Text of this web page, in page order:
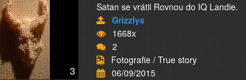
3
Satan se vrátil Rovnou do IQ Landie.
Grizzlys
1668x
2
Fotografie / True story
06/09/2015